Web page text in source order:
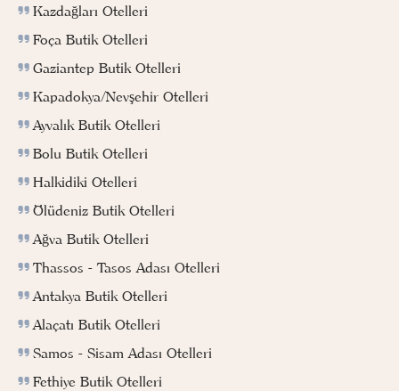
Kazdağları Otelleri
Foça Butik Otelleri
Gaziantep Butik Otelleri
Kapadokya/Nevşehir Otelleri
Ayvalık Butik Otelleri
Bolu Butik Otelleri
Halkidiki Otelleri
Ölüdeniz Butik Otelleri
Ağva Butik Otelleri
Thassos - Tasos Adası Otelleri
Antakya Butik Otelleri
Alaçatı Butik Otelleri
Samos - Sisam Adası Otelleri
Fethiye Butik Otelleri